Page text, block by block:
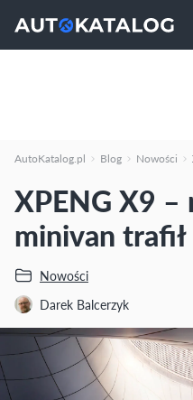
AutoKatalog.pl Blog Nowości
XPENG X9 –
minivan
Nowości
Darek Balcerzyk